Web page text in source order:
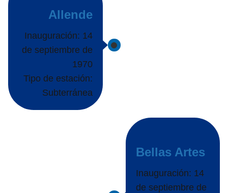
Allende
Inauguración: 14
de septiembre de
1970
Tipo de estación:
Subterránea
Bellas Artes
Inauguración: 14
de septiembre de